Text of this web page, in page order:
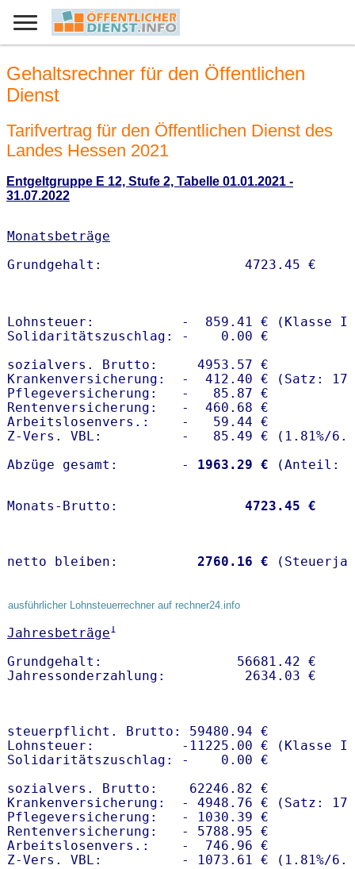
Gehaltsrechner für den Öffentlichen
Dienst
Tarifvertrag für den Öffentlichen Dienst des
Landes Hessen 2021
Entgeltgruppe E 12, Stufe 2, Tabelle 01.01.2021 -
31.07.2022
Monatsbeträge
Lohnsteuer:           -  859.41 € (Klasse I)
Solidaritätszuschlag: -    0.00 €
sozialvers. Brutto:     4953.57 €
Krankenversicherung:  -  412.40 € (Satz:
Pflegeversicherung:   -   85.87 €
Rentenversicherung:   -  460.68 €
Arbeitslosenvers.:    -   59.44 €
Z-Vers. VBL:          -   85.49 € ( 1.81%/
Abzüge gesamt:        -
1963.29 €
Monats-Brutto: 4723.45 €
netto bleiben: 2760.16 €
ausführlicher Lohnsteuerrechner auf rechner24.info
Jahresbeträge1
Grundgehalt:                 56681.42 €
steuerpflicht. Brutto: 59480.94 €
Lohnsteuer:           -11225.00 € (Klasse I)
Solidaritätszuschlag: -    0.00 €
sozialvers. Brutto:    62246.82 €
Krankenversicherung:  - 4948.76 € (Satz:
Pflegeversicherung:   - 1030.39 €
Rentenversicherung:   - 5788.95 €
Arbeitslosenvers.:    -  746.96 €
Z-Vers. VBL:          - 1073.61 € ( 1.81%/